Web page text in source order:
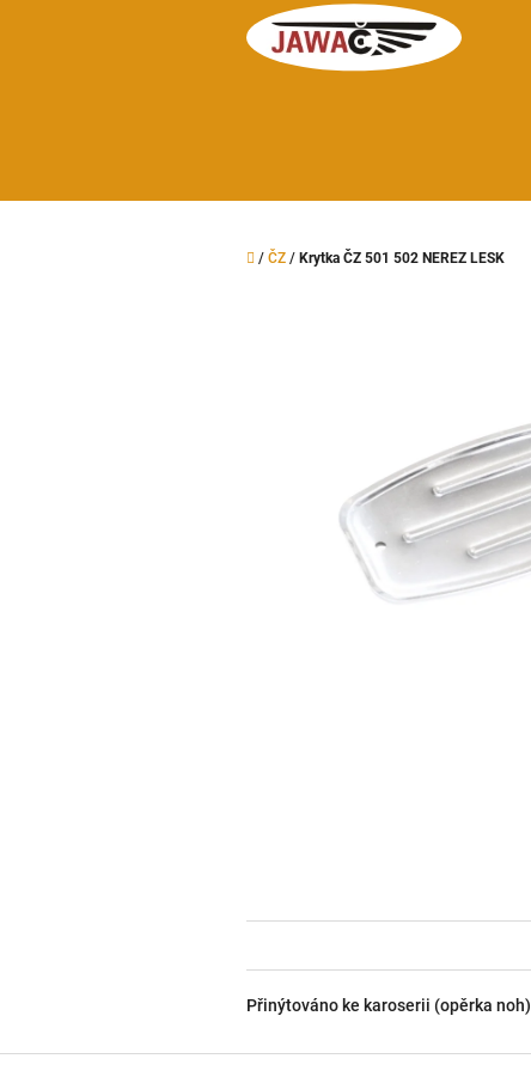
Domů
/ ČZ / Krytka ČZ 501 502 NEREZ LESK
Přinýtováno ke karoserii (opěrka noh)